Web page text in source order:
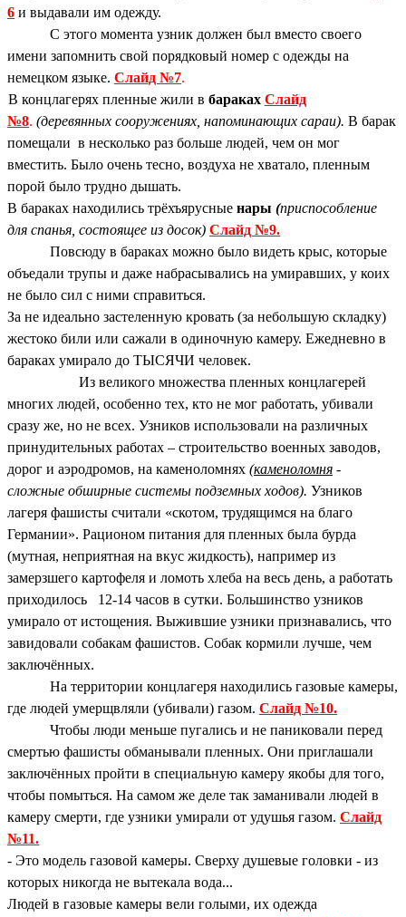
6 и выдавали им одежду.
С этого момента узник должен был вместо своего
имени запомнить свой порядковый номер с одежды на
немецком языке. Слайд №7.
В концлагерях пленные жили в бараках Слайд
№8. (деревянных сооружениях, напоминающих сараи). В барак
помещали в несколько раз больше людей, чем он мог
вместить. Было очень тесно, воздуха не хватало, пленным
порой было трудно дышать.
В бараках находились трёхъярусные нары (приспособление
для спанья, состоящее из досок) Слайд №9.
Повсюду в бараках можно было видеть крыс, которые
объедали трупы и даже набрасывались на умиравших, у коих
не было сил с ними справиться.
За не идеально застеленную кровать (за небольшую складку)
жестоко били или сажали в одиночную камеру. Ежедневно в
бараках умирало до ТЫСЯЧИ человек.
Из великого множества пленных концлагерей
многих людей, особенно тех, кто не мог работать, убивали
сразу же, но не всех. Узников использовали на различных
принудительных работах – строительство военных заводов,
дорог и аэродромов, на каменоломнях (каменоломня -
сложные обширные системы подземных ходов). Узников
лагеря фашисты считали «скотом, трудящимся на благо
Германии». Рационом питания для пленных была бурда
(мутная, неприятная на вкус жидкость), например из
замерзшего картофеля и ломоть хлеба на весь день, а работать
приходилось 12-14 часов в сутки. Большинство узников
умирало от истощения. Выжившие узники признавались, что
завидовали собакам фашистов. Собак кормили лучше, чем
заключённых.
На территории концлагеря находились газовые камеры,
где людей умерщвляли (убивали) газом. Слайд №10.
Чтобы люди меньше пугались и не паниковали перед
смертью фашисты обманывали пленных. Они приглашали
заключённых пройти в специальную камеру якобы для того,
чтобы помыться. На самом же деле так заманивали людей в
камеру смерти, где узники умирали от удушья газом. Слайд
№11.
- Это модель газовой камеры. Сверху душевые головки - из
которых никогда не вытекала вода...
Людей в газовые камеры вели голыми, их одежда